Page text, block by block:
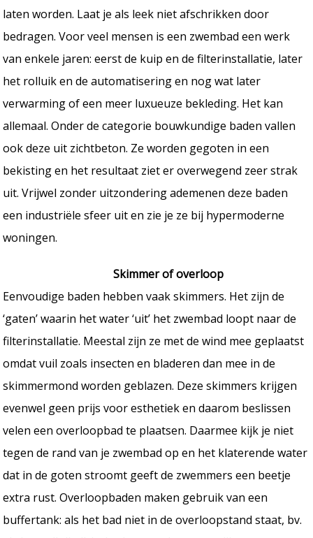
laten worden. Laat je als leek niet afschrikken door
bedragen. Voor veel mensen is een zwembad een werk
van enkele jaren: eerst de kuip en de filterinstallatie, later
het rolluik en de automatisering en nog wat later
verwarming of een meer luxueuze bekleding. Het kan
allemaal. Onder de categorie bouwkundige baden vallen
ook deze uit zichtbeton. Ze worden gegoten in een
bekisting en het resultaat ziet er overwegend zeer strak
uit. Vrijwel zonder uitzondering ademenen deze baden
een industriële sfeer uit en zie je ze bij hypermoderne
woningen.
Skimmer of overloop
Eenvoudige baden hebben vaak skimmers. Het zijn de
‘gaten’ waarin het water ‘uit’ het zwembad loopt naar de
filterinstallatie. Meestal zijn ze met de wind mee geplaatst
omdat vuil zoals insecten en bladeren dan mee in de
skimmermond worden geblazen. Deze skimmers krijgen
evenwel geen prijs voor esthetiek en daarom beslissen
velen een overloopbad te plaatsen. Daarmee kijk je niet
tegen de rand van je zwembad op en het klaterende water
dat in de goten stroomt geeft de zwemmers een beetje
extra rust. Overloopbaden maken gebruik van een
buffertank: als het bad niet in de overloopstand staat, bv.